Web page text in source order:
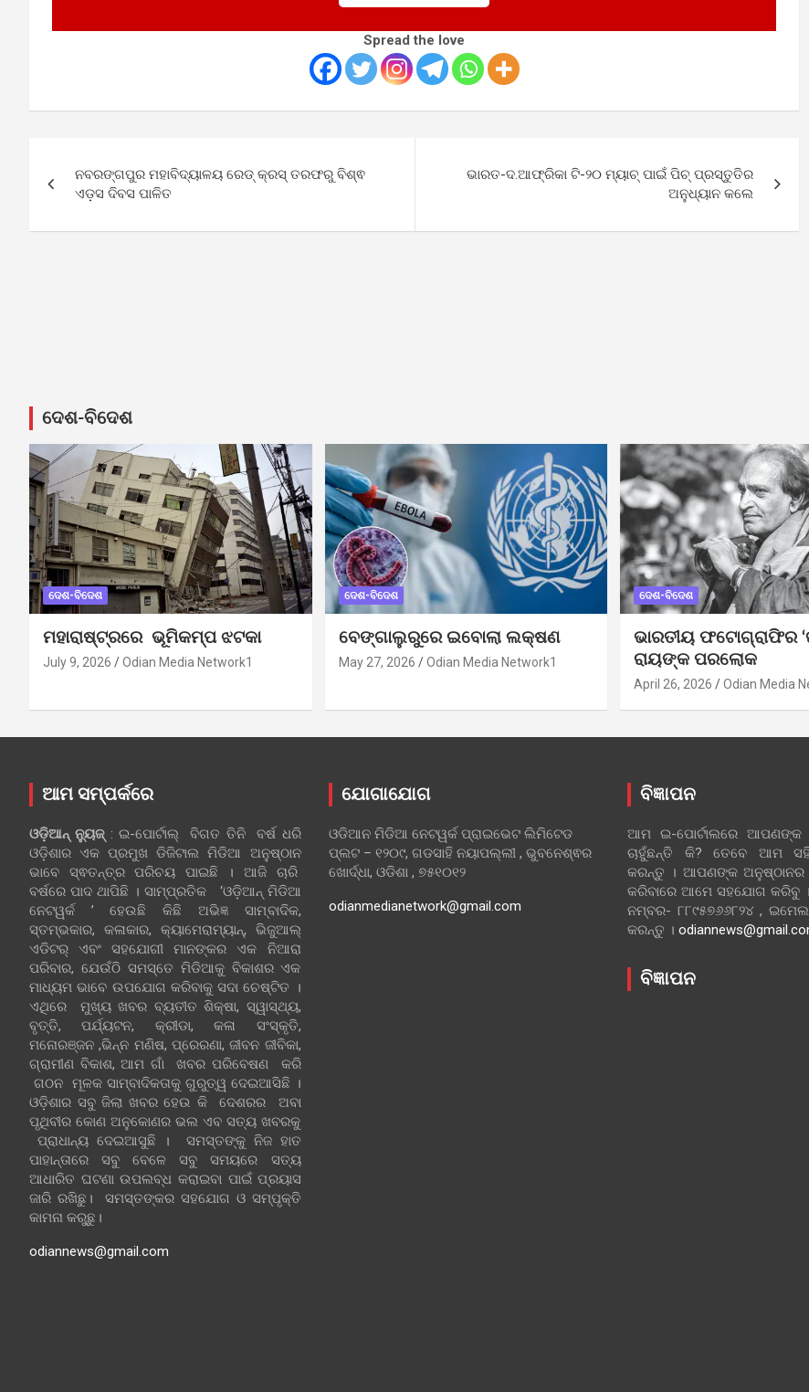
Spread the love
navigation
ନବରଙ୍ଗପୁର ମହାବିଦ୍ୟାଳୟ ରେଡ୍ କ୍ରସ୍ ତରଫରୁ ବିଶ୍ଵ
ଏଡ଼ସ ଦିବସ ପାଳିତ
ଭାରତ-ଦ.ଆଫ୍ରିକା ଟି-୨୦ ମ୍ୟାଚ୍ ପାଇଁ ପିଚ୍ ପ୍ରସ୍ତୁତିର
ଅନୁଧ୍ୟାନ କଲେ
ଦେଶ-ବିଦେଶ
ଦେଶ-ବିଦେଶ
ମହାରାଷ୍ଟ୍ରରେ ଭୂମିକମ୍ପ ଝଟକା
July 9, 2026 Odian Media Network1
ଦେଶ-ବିଦେଶ
ବେଙ୍ଗାଲୁରୁରେ ଇବୋଲା ଲକ୍ଷଣ
May 27, 2026 Odian Media Network1
ଦେଶ-ବିଦେଶ
ଭାରତୀୟ ଫଟୋଗ୍ରାଫିର
ରାୟଙ୍କ ପରଲୋକ
April 26, 2026 Odian Media
ଆମ ସମ୍ପର୍କରେ
ଓଡ଼ିଆନ୍‍ ନ୍ୟୁଜ୍‍: ଇ-ପୋର୍ଟାଲ୍ ବିଗତ ତିନି ବର୍ଷ ଧରି
ଓଡ଼ିଶାର ଏକ ପ୍ରମୁଖ ଡିଜିଟାଲ ମିଡିଆ ଅନୁଷ୍ଠାନ
ଭାବେ ସ୍ଵତନ୍ତ୍ର ପରିଚୟ ପାଇଛି । ଆଜି ଚାରି
ବର୍ଷରେ ପାଦ ଥାପିଛି । ସାମ୍ପ୍ରତିକ ‘ଓଡ଼ିଆନ୍‍ ମିଡିଆ
ନେଟୱର୍କ ’ ହେଉଛି କିଛି ଅଭିଜ୍ଞ ସାମ୍ବାଦିକ,
ସ୍ତମ୍ଭକାର, କଳାକାର, କ୍ୟାମେରାମ୍ୟାନ୍, ଭିଜୁଆଲ୍
ଏଡିଟର୍ ଏବଂ ସହଯୋଗୀ ମାନଙ୍କର ଏକ ନିଆରା
ପରିବାର, ଯେଉଁଠି ସମସ୍ତେ ମିଡିଆକୁ ବିକାଶର ଏକ
ମାଧ୍ୟମ ଭାବେ ଉପଯୋଗ କରିବାକୁ ସଦା ଚେଷ୍ଟିତ ।
ଏଥିରେ ମୁଖ୍ୟ ଖବର ବ୍ୟତୀତ ଶିକ୍ଷା, ସ୍ୱାସ୍ଥ୍ୟ,
ବୃତ୍ତି, ପର୍ଯ୍ୟଟନ, କ୍ରୀଡା, କଳା ସଂସ୍କୃତି,
ମନୋରଞ୍ଜନ ,ଭିନ୍ନ ମଣିଷ, ପ୍ରେରଣା, ଜୀବନ ଜୀବିକା,
ଗ୍ରାମୀଣ ବିକାଶ, ଆମ ଗାଁ ଖବର ପରିବେଷଣ କରି
ଗଠନ ମୂଳକ ସାମ୍ବାଦିକତାକୁ ଗୁରୁତ୍ୱ ଦେଇଆସିଛି ।
ଓଡ଼ିଶାର ସବୁ ଜିଲା ଖବର ହେଉ କି ଦେଶରର ଅବା
ପୃଥିବୀର କୋଣ ଅନୁକୋଣର ଭଲ ଏବ ସତ୍ୟ ଖବରକୁ
ପ୍ରାଧାନ୍ୟ ଦେଇଆସୁଛି । ସମସ୍ତଙ୍କୁ ନିଜ ହାତ
ପାହାନ୍ତାରେ ସବୁ ବେଳେ ସବୁ ସମୟରେ ସତ୍ୟ
ଆଧାରିତ ଘଟଣା ଉପଲବ୍ଧ କରାଇବା ପାଇଁ ପ୍ରୟାସ
ଜାରି ରଖିଛୁ। ସମସ୍ତଙ୍କର ସହଯୋଗ ଓ ସମ୍ପୃକ୍ତି
କାମନା କରୁଛୁ।
odiannews@gmail.com
ଯୋଗାଯୋଗ
ଓଡିଆନ ମିଡିଆ ନେଟୱର୍କ ପ୍ରାଇଭେଟ ଲିମିଟେଡ
ପ୍ଲଟ – ୧୨୦୯, ଗଡସାହି ନୟାପଲ୍ଲୀ , ଭୁବନେଶ୍ଵର
ଖୋର୍ଦ୍ଧା, ଓଡିଶା , ୭୫୧୦୧୨
odianmedianetwork@gmail.com
ବିଜ୍ଞାପନ
ଆମ ଇ-ପୋର୍ଟାଲରେ ଆପଣଙ୍କ
ଚାହୁଁଛନ୍ତି କି? ତେବେ ଆମ
କରନ୍ତୁ । ଆପଣଙ୍କ ଅନୁଷ୍ଠାନର
କରିବାରେ ଆମେ ସହଯୋଗ କରିବୁ
ନମ୍ବର- ୮୮୯୫୭୬୬୮୨୪ ,
କରନ୍ତୁ ।
ବିଜ୍ଞାପନ